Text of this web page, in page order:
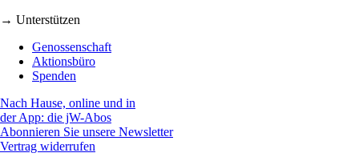
→ Unterstützen
Genossenschaft
Aktionsbüro
Spenden
Nach Hause, online und in
der App: die jW-Abos
Abonnieren Sie unsere Newsletter
Vertrag widerrufen